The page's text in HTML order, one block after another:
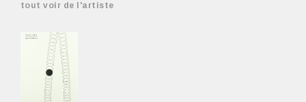
tout voir de l'artiste